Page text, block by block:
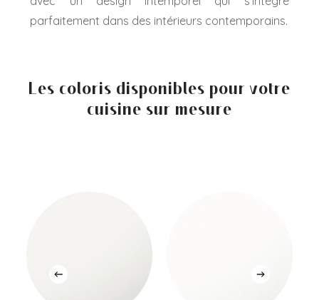
parfaitement dans des intérieurs contemporains.
Les coloris disponibles pour votre
cuisine sur mesure